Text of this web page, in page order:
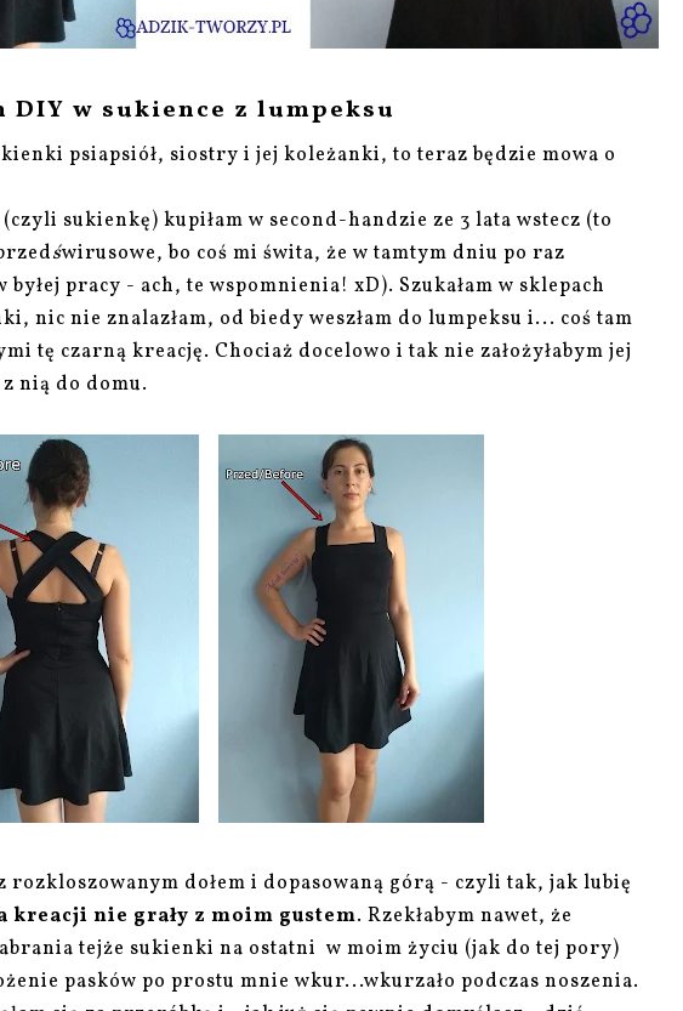
w sukience z lumpeksu
psiapsiół, siostry i jej koleżanki, to teraz będzie mowa o
sukienkę) kupiłam w second-handzie ze 3 lata wstecz (to
świrusowe, bo coś mi świta, że w tamtym dniu po raz
byłej pracy - ach, te wspomnienia! xD). Szukałam w sklepach
nic nie znalazłam, od biedy weszłam do lumpeksu i... coś tam
tę czarną kreację. Chociaż docelowo i tak nie założyłabym jej
nią do domu.
rozkloszowanym dołem i dopasowaną górą - czyli tak, jak lubię
kreacji nie grały z moim gustem. Rzekłabym nawet, że
tejże sukienki na ostatni w moim życiu (jak do tej pory)
pasków po prostu mnie wkur...wkurzało podczas noszenia.